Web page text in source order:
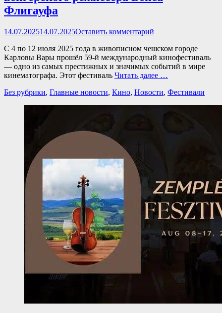
Флигауфа
Опубликовано
14.07.202514.07.2025Оставить комментарий
С 4 по 12 июля 2025 года в живописном чешском городе
Карловы Вары прошёл 59-й международный кинофестиваль
— одно из самых престижных и значимых событий в мире
кинематографа. Этот фестиваль Читать далее …
Категории
Без рубрики, Главные новости, Кино, Новости, Фестивали